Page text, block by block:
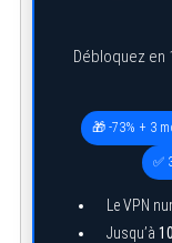
Débloquez en
🎁 -73% + 3
✅
Le VPN
Jusqu’à